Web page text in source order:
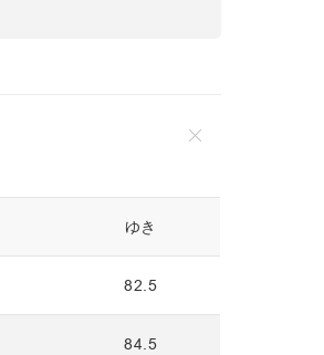
ゆき
82.5
84.5